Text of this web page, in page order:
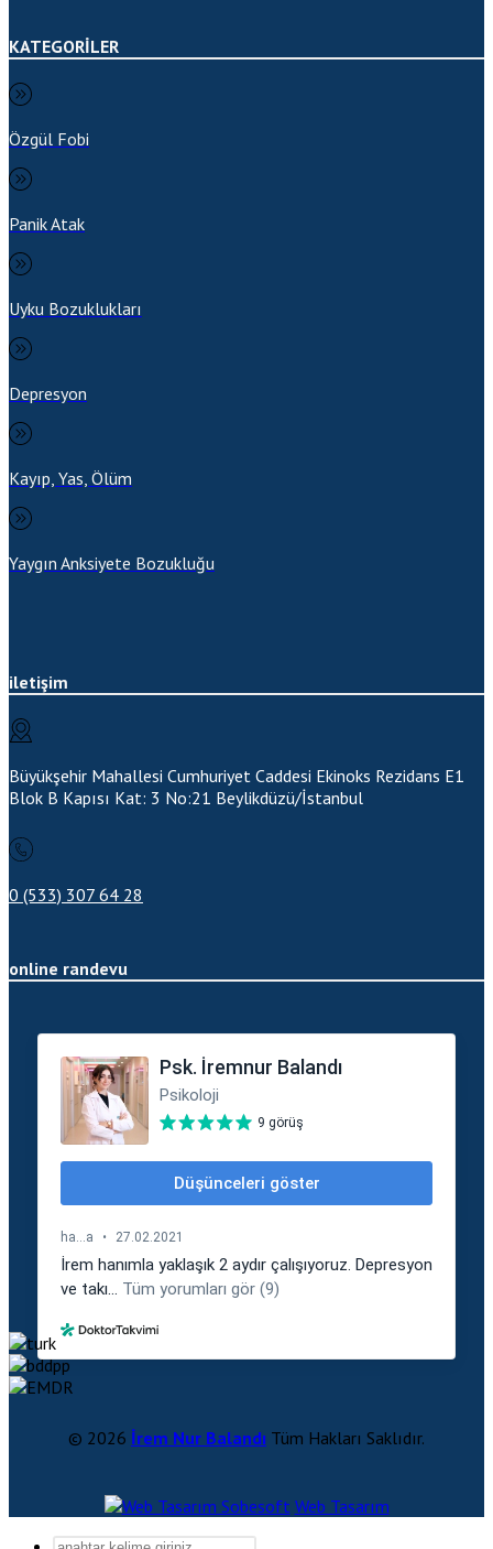
KATEGORİLER
Özgül Fobi
Panik Atak
Uyku Bozuklukları
Depresyon
Kayıp, Yas, Ölüm
Yaygın Anksiyete Bozukluğu
iletişim
Büyükşehir Mahallesi Cumhuriyet Caddesi Ekinoks Rezidans E1
Blok B Kapısı Kat: 3 No:21 Beylikdüzü/İstanbul
0 (533) 307 64 28
online randevu
© 2026 İrem Nur Balandı Tüm Hakları Saklıdır.
Sobesoft Web Tasarım